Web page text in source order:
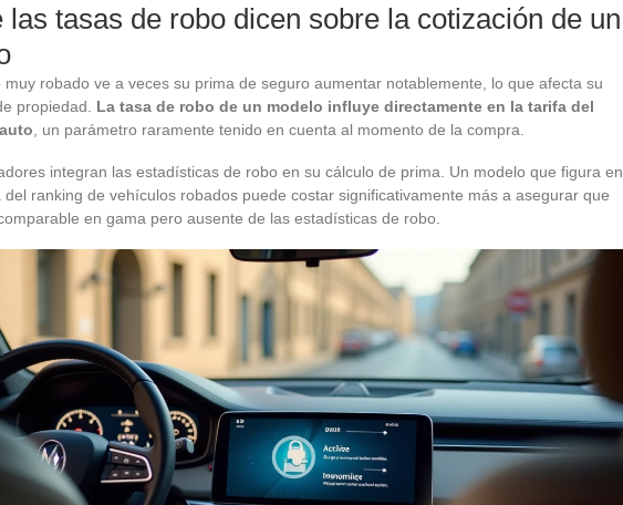
las tasas de robo dicen sobre la cotización de un
muy robado ve a veces su prima de seguro aumentar notablemente, lo que afecta su
propiedad. La tasa de robo de un modelo influye directamente en la tarifa del
, un parámetro raramente tenido en cuenta al momento de la compra.
integran las estadísticas de robo en su cálculo de prima. Un modelo que figura en
del ranking de vehículos robados puede costar significativamente más a asegurar que
en gama pero ausente de las estadísticas de robo.